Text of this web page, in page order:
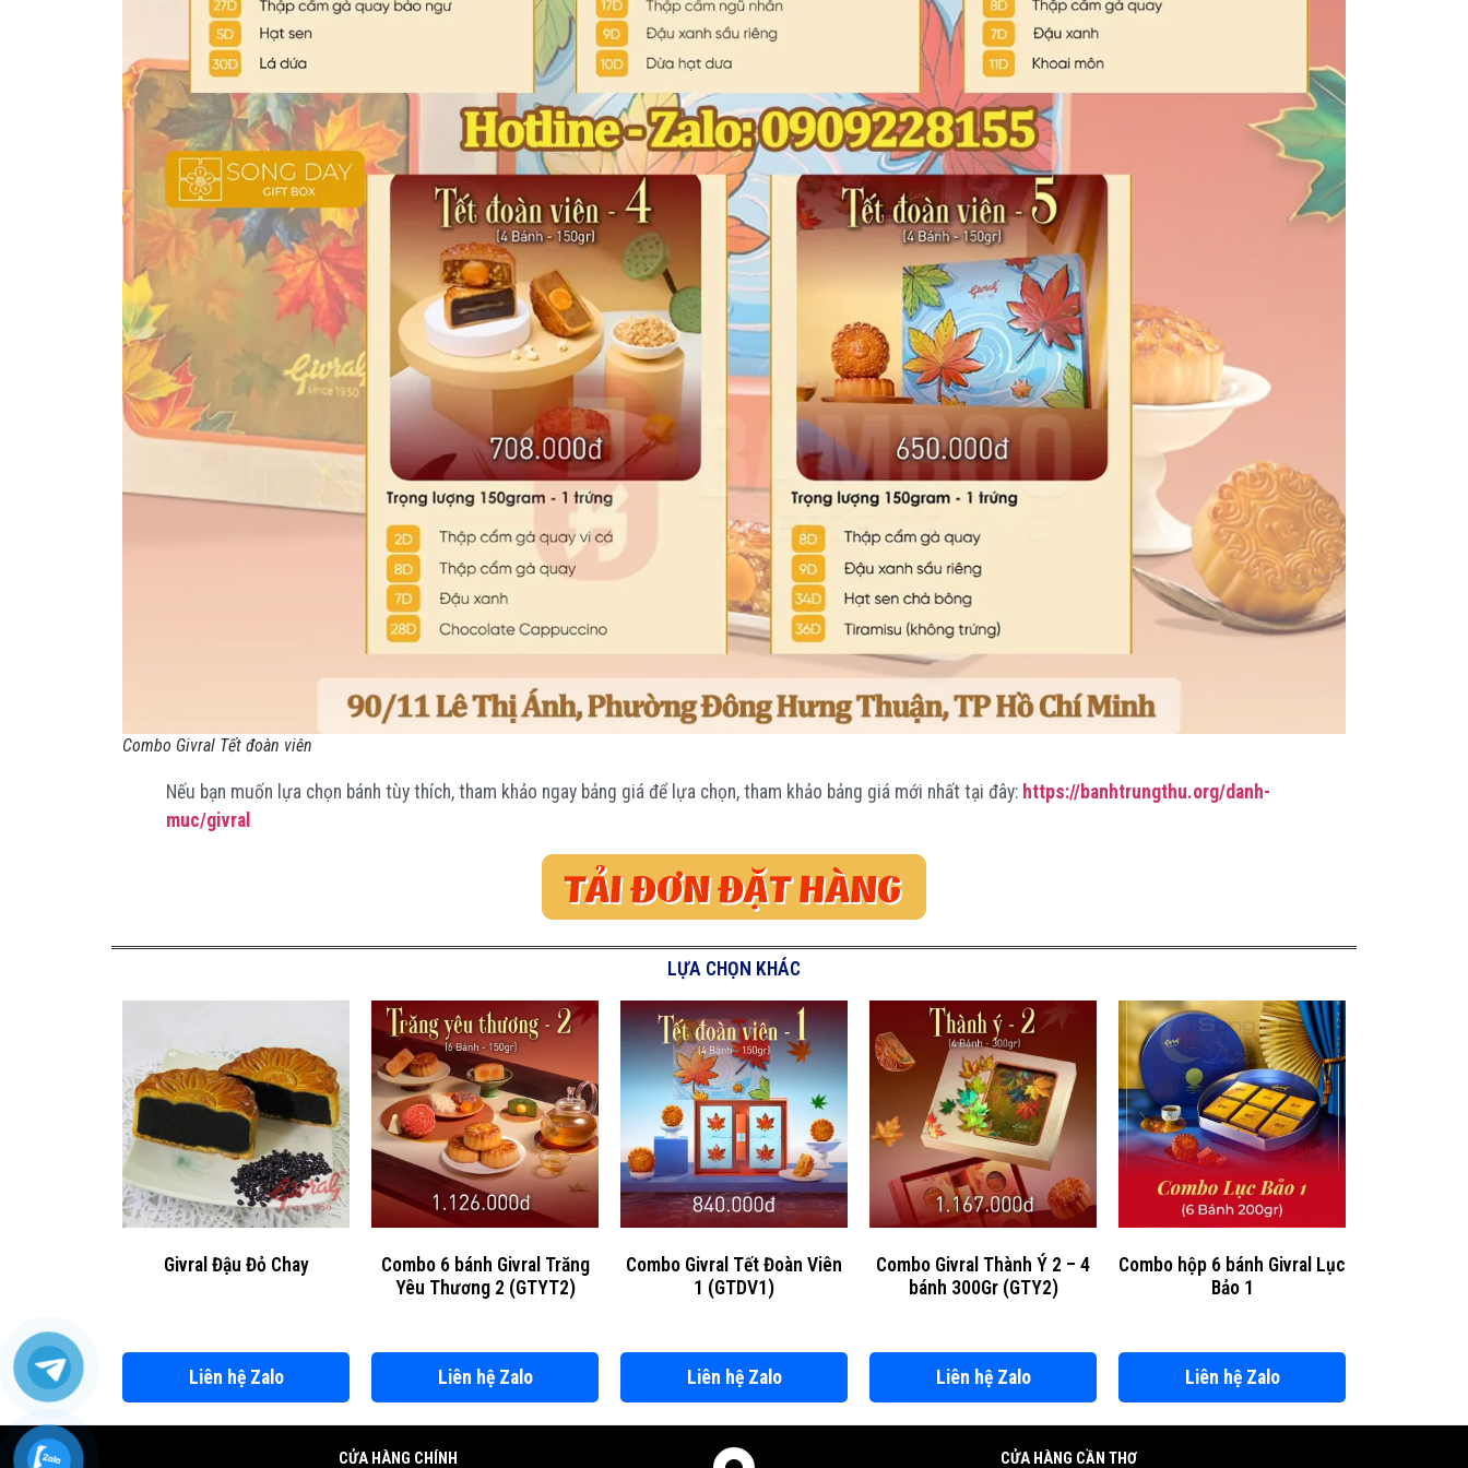
Combo Givral Tết đoàn viên
Nếu bạn muốn lựa chọn bánh tùy thích, tham khảo ngay bảng giá để lựa chọn, tham khảo bảng giá mới nhất tại đây: https://banhtrungthu.org/danh-
muc/givral
LỰA CHỌN KHÁC
Givral Đậu Đỏ Chay
Liên hệ Zalo
Combo 6 bánh Givral Trăng
Yêu Thương 2 (GTYT2)
Liên hệ Zalo
Combo Givral Tết Đoàn Viên
1 (GTDV1)
Liên hệ Zalo
Combo Givral Thành Ý 2 – 4
bánh 300Gr (GTY2)
Liên hệ Zalo
Combo hộp 6 bánh Givral Lục
Bảo 1
Liên hệ Zalo
CỬA HÀNG CHÍNH CỬA HÀNG CẦN THƠ